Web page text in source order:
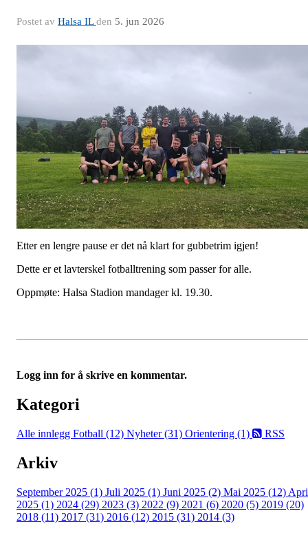
Postet av Halsa ILden 5. jun 2026
Etter en lengre pause er det nå klart for gubbetrim igjen!
Dette er et lavterskel fotballtrening som passer for alle.
Oppmøte: Halsa Stadion mandager kl. 19.30.
Logg inn for å skrive en kommentar.
Kategori
Alle innlegg Fotball (12) Nyheter (31) Orientering (1) RSS
Arkiv
September 2025 (1) Juli 2025 (1) Juni 2025 (2) Mai 2025 (12)
2025 (1) 2024 (29) 2023 (3) 2022 (9) 2021 (6) 2020 (5) 2019 (20)
2018 (11) 2017 (31) 2016 (12) 2015 (31) 2014 (3)